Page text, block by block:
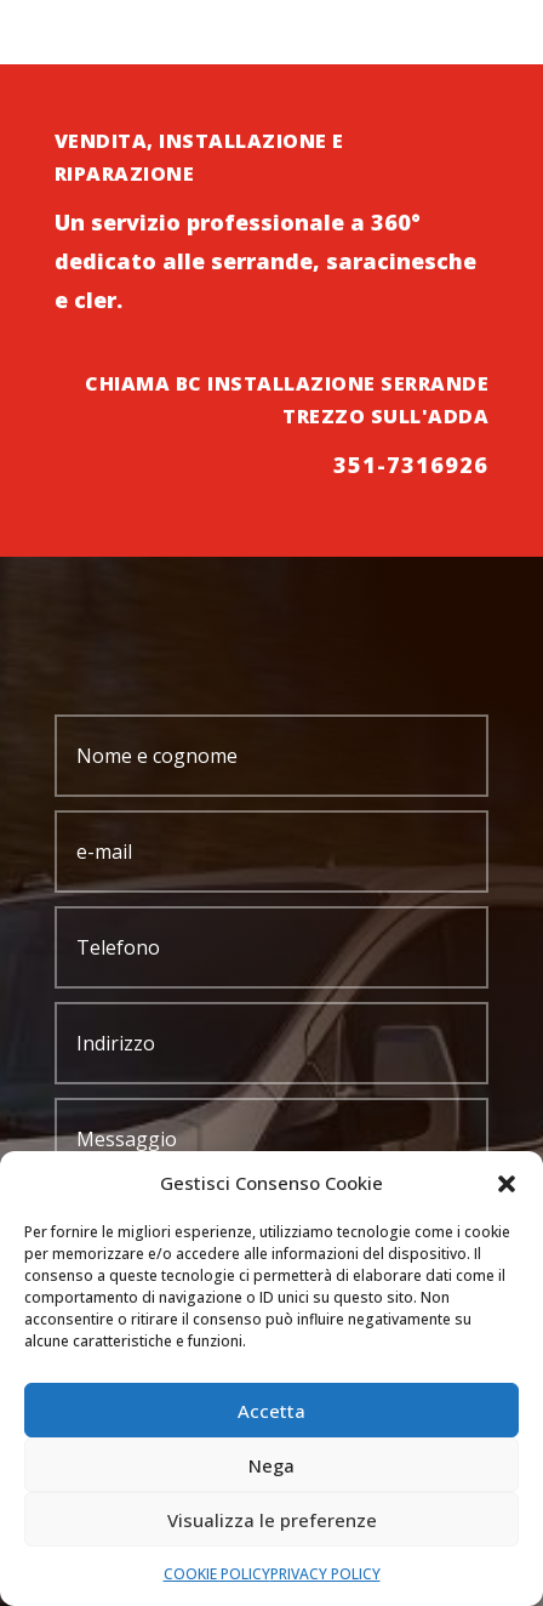
Gestisci Consenso Cookie
Per fornire le migliori esperienze, utilizziamo tecnologie come i cookie
per memorizzare e/o accedere alle informazioni del dispositivo. Il
consenso a queste tecnologie ci permetterà di elaborare dati come il
comportamento di navigazione o ID unici su questo sito. Non
acconsentire o ritirare il consenso può influire negativamente su
alcune caratteristiche e funzioni.
Accetta
Nega
Visualizza le preferenze
COOKIE POLICYPRIVACY POLICY
VENDITA, INSTALLAZIONE E
RIPARAZIONE
Un servizio professionale a 360°
dedicato alle serrande, saracinesche
e cler.
CHIAMA BC INSTALLAZIONE SERRANDE
TREZZO SULL'ADDA
351-7316926
INVIA
 DOVE OPERIAMO
comuni delle loro province) e Monza e Brianza.
SEMPRE APERTI
Il nostro servizio di assistenza è attivo 24 ore